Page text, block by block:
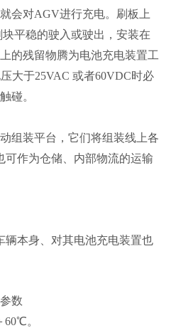
会对AGV进行充电。刷板上
平稳的驶入或驶出，安装在
的残留物腾为电池充电装置工
大于25VAC 或者60VDC时必
碰。
组装平台，它们将组装线上各
作为仓储、内部物流的运输
辆本身、对其电池充电装置也
数
。